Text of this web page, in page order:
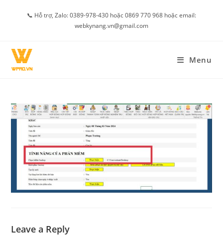
📞 Hỗ trợ, Zalo: 0389-978-430 hoặc 0869 770 968 hoặc email:
webkynang.vn@gmail.com
Menu
Leave a Reply